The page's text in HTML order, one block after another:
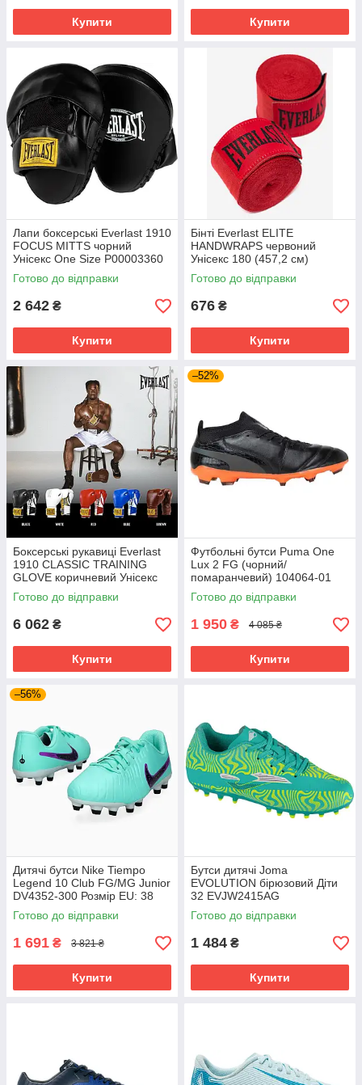
Купити Купити
Лапи боксерські Everlast 1910
FOCUS MITTS чорний
Унісекс One Size P00003360
Готово до відправки
2 642 ₴
Купити
Бінті Everlast ELITE
HANDWRAPS червоний
Унісекс 180 (457,2 см)
P00003325
Готово до відправки
676 ₴
Купити
Боксерські рукавиці Everlast
1910 CLASSIC TRAINING
GLOVE коричневий Унісекс
14 унцій P00002502
Готово до відправки
6 062 ₴
Купити
–52%
Футбольні бутси Puma One
Lux 2 FG (чорний/
помаранчевий) 104064-01
Розмір EU: 44
Готово до відправки
1 950 ₴ 4 085 ₴
Купити
–56%
Дитячі бутси Nike Tiempo
Legend 10 Club FG/MG Junior
DV4352-300 Розмір EU: 38
Готово до відправки
1 691 ₴ 3 821 ₴
Купити
Бутси дитячі Joma
EVOLUTION бірюзовий Діти
32 EVJW2415AG
Готово до відправки
1 484 ₴
Купити